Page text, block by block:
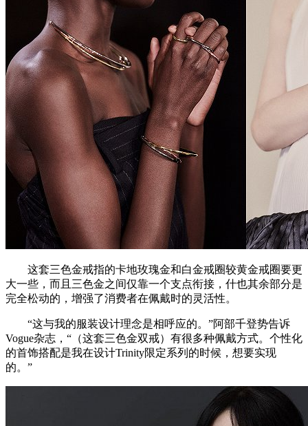
这套三色金戒指的卡地玫瑰金和白金戒圈较黄金戒圈要更
大一些，而且三色金之间仅靠一个支点衔接，什也其余部分是
完全松动的，增强了消费者在佩戴时的灵活性。
“这与我的服装设计理念是相呼应的。”阿部千登势告诉
Vogue杂志，“（这套三色金双戒）有很多种佩戴方式。个性化
的首饰搭配是我在设计Trinity限定系列的时候，想要实现
的。”